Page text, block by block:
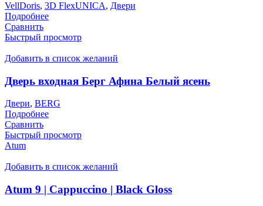
VellDoris, 3D FlexUNICA, Двери
Подробнее
Сравнить
Быстрый просмотр
Добавить в список желаний
Дверь входная Берг Афина Белый ясень
Двери, BERG
Подробнее
Сравнить
Быстрый просмотр
Atum
Добавить в список желаний
Atum 9 | Cappuccino | Black Gloss